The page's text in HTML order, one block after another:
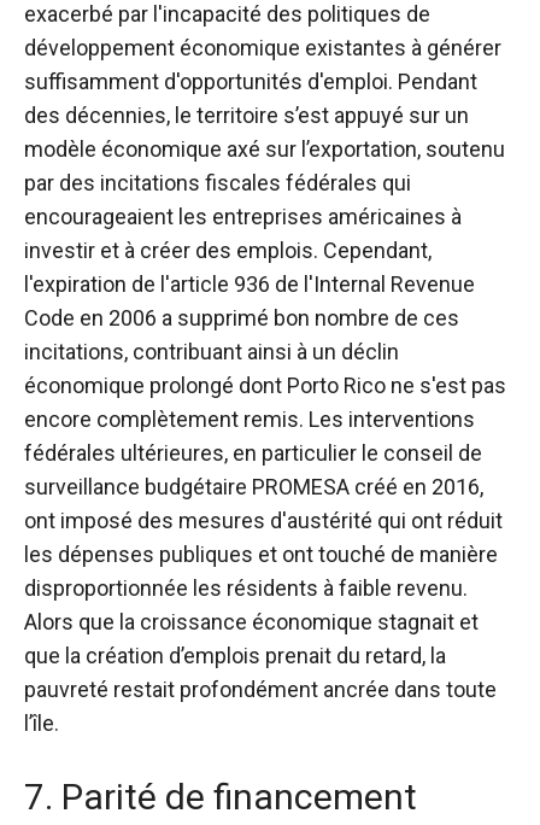
exacerbé par l'incapacité des politiques de
développement économique existantes à générer
suffisamment d'opportunités d'emploi. Pendant
des décennies, le territoire s’est appuyé sur un
modèle économique axé sur l’exportation, soutenu
par des incitations fiscales fédérales qui
encourageaient les entreprises américaines à
investir et à créer des emplois. Cependant,
l'expiration de l'article 936 de l'Internal Revenue
Code en 2006 a supprimé bon nombre de ces
incitations, contribuant ainsi à un déclin
économique prolongé dont Porto Rico ne s'est pas
encore complètement remis. Les interventions
fédérales ultérieures, en particulier le conseil de
surveillance budgétaire PROMESA créé en 2016,
ont imposé des mesures d'austérité qui ont réduit
les dépenses publiques et ont touché de manière
disproportionnée les résidents à faible revenu.
Alors que la croissance économique stagnait et
que la création d’emplois prenait du retard, la
pauvreté restait profondément ancrée dans toute
l’île.
7. Parité de financement